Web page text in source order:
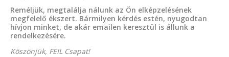
Reméljük, megtalálja nálunk az Ön elképzelésének
megfelelő ékszert. Bármilyen kérdés estén, nyugodtan
hívjon minket, de akár emailen keresztül is állunk a
rendelkezésére.
Köszönjük, FEIL Csapat!